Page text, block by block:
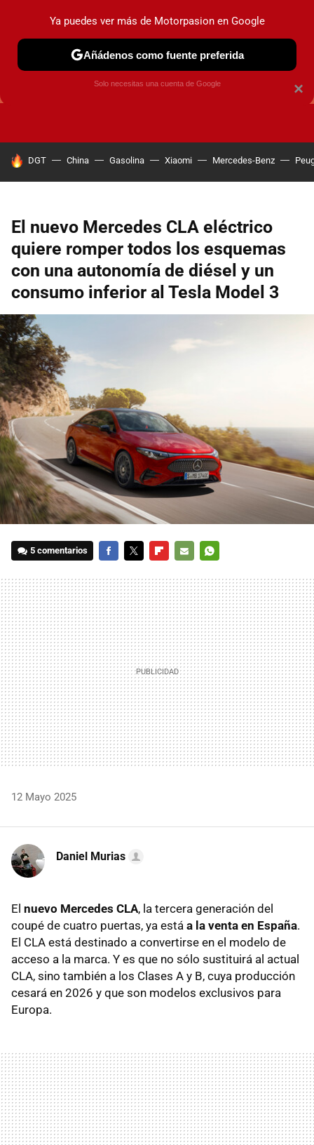
GUÍAS DE COMPRA OFERTAS DE COCHES CONSEJOS
HOY SE HABLA DE
DGT China Gasolina Xiaomi Mercedes-Benz
El nuevo Mercedes CLA eléctrico
quiere romper todos los esquemas
con una autonomía de diésel y un
consumo inferior al Tesla Model 3
5 comentarios
MAIL
12 Mayo 2025
Daniel Murias
El nuevo Mercedes CLA, la tercera generación del
coupé de cuatro puertas, ya está a la venta en España.
El CLA está destinado a convertirse en el modelo de
acceso a la marca. Y es que no sólo sustituirá al actual
CLA, sino también a los Clases A y B, cuya producción
cesará en 2026 y que son modelos exclusivos para
Europa.
×
Ya puedes ver más de Motorpasion en Google
Añádenos como fuente preferida
Solo necesitas una cuenta de Google